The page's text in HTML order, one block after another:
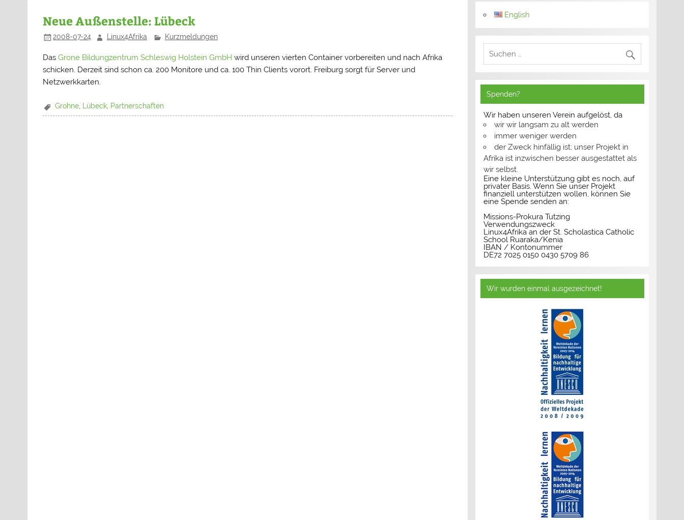
Neue Außenstelle: Lübeck
2008-07-24 Linux4Afrika Kurzmeldungen
DasGrone Bildungzentrum Schleswig Holstein GmbH wird unseren vierten Container vorbereiten und nach Afrika
schicken. Derzeit sind schon ca. 200 Monitore und ca. 100 Thin Clients vorort. Freiburg sorgt für Server und
Netzwerkkarten.
Grohne, Lübeck, Partnerschaften
English
Spenden?
Wir haben unseren Verein aufgelöst, da
wir wir langsam zu alt werden
immer weniger werden
der Zweck hinfällig ist; unser Projekt in
Afrika ist inzwischen besser ausgestattet als
wir selbst.
Eine kleine Unterstützung gibt es noch, auf
privater Basis. Wenn Sie unser Projekt
finanziell unterstützen wollen, können Sie
eine Spende senden an:
Missions-Prokura Tutzing
Verwendungszweck
Linux4Afrika an der St. Scholastica Catholic
School Ruaraka/Kenia
IBAN / Kontonummer
DE72 7025 0150 0430 5709 86
Wir wurden einmal ausgezeichnet!